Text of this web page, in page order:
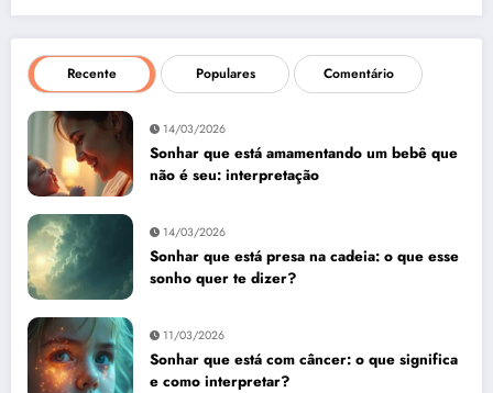
Recente Populares Comentário
14/03/2026
Sonhar que está amamentando um bebê que
não é seu: interpretação
14/03/2026
Sonhar que está presa na cadeia: o que esse
sonho quer te dizer?
11/03/2026
Sonhar que está com câncer: o que significa
e como interpretar?